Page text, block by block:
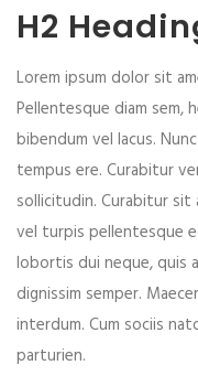
H2
Lorem ipsum dolor sit
Pellentesque diam
bibendum vel lacus.
tempus ere. Curabitur
sollicitudin. Curabitur sit
vel turpis pellentesque
lobortis dui neque, quis
dignissim semper.
interdum. Cum sociis
parturien.